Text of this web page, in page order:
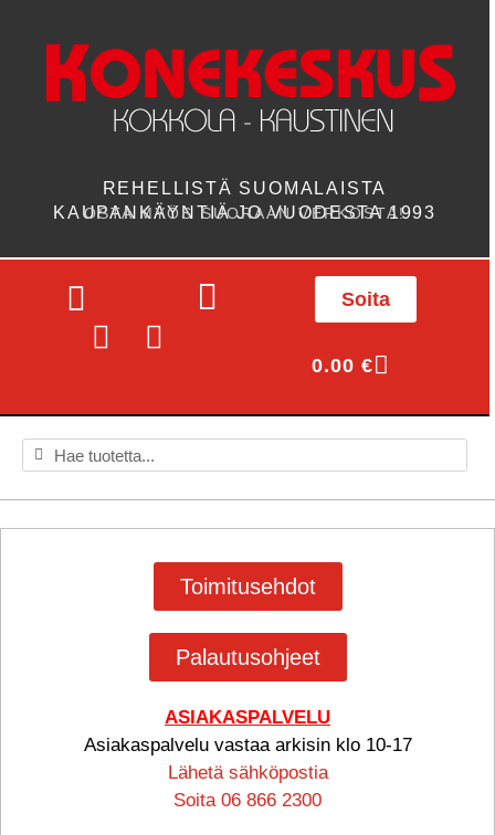
REHELLISTÄ SUOMALAISTA
KAUPANKÄYNTIÄ JO VUODESTA 1993
OSTA MYÖS SUORAAN VERKOSTA!
Soita
0.00 €
Toimitusehdot
Palautusohjeet
ASIAKASPALVELU
Asiakaspalvelu vastaa arkisin klo 10-17
Lähetä sähköpostia
Soita 06 866 2300